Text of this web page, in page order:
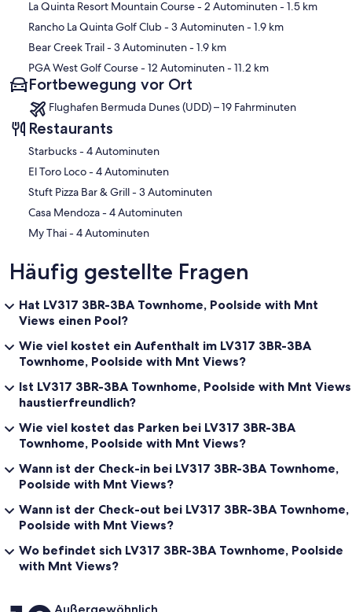
priorities. We provide secure, automated access for 24-hour
contactless check-in and check-out, ensuring your stay is effortless
Five days before your arrival, you’ll receive a unique door code that
activates at 4 PM on your check-in day and deactivates at 11 AM on
your check-out day. It’s simple, secure, and hassle-free!
Legacy Villas enhances your experience with its 24-hour gated
entrance, offering an added layer of safety and tranquility for a
worry-free retreat.
To make your arrival seamless:
Please provide the driver’s name to California Vacation Villas at least
three days prior to check-in for gate registration.
Your 3-bedroom townhome accommodates up to three vehicles
per reservation with community access.
With every detail covered, all that’s left is to unwind and savor your
desert getaway. We can’t wait to welcome you to Legacy Villas for
The Neighborhood:
La Quinta Resort Mountain Course- 2 Autominuten- 1.5 km
Rancho La Quinta Golf Club- 3 Autominuten- 1.9 km
Bear Creek Trail- 3 Autominuten- 1.9 km
PGA West Golf Course- 12 Autominuten- 11.2 km
Fortbewegung vor Ort
Flughafen Bermuda Dunes (UDD) – 19 Fahrminuten
Restaurants
‪Starbucks - ‬4 Autominuten
‪El Toro Loco - ‬4 Autominuten
‪Stuft Pizza Bar & Grill - ‬3 Autominuten
‪Casa Mendoza - ‬4 Autominuten
‪My Thai - ‬4 Autominuten
Häufig gestellte Fragen
Hat LV317 3BR-3BA Townhome, Poolside with Mnt
Views einen Pool?
Wie viel kostet ein Aufenthalt im LV317 3BR-3BA
Townhome, Poolside with Mnt Views?
Ist LV317 3BR-3BA Townhome, Poolside with Mnt Views
haustierfreundlich?
Wie viel kostet das Parken bei LV317 3BR-3BA
Townhome, Poolside with Mnt Views?
Wann ist der Check-in bei LV317 3BR-3BA Townhome,
Poolside with Mnt Views?
Wann ist der Check-out bei LV317 3BR-3BA Townhome,
Poolside with Mnt Views?
Wo befindet sich LV317 3BR-3BA Townhome, Poolside
with Mnt Views?
Bewertungen